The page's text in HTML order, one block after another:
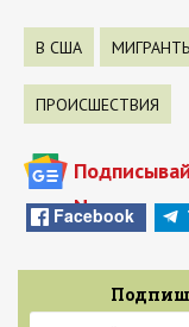
В США
ПРОИСШЕСТВИЯ
News
Facebook